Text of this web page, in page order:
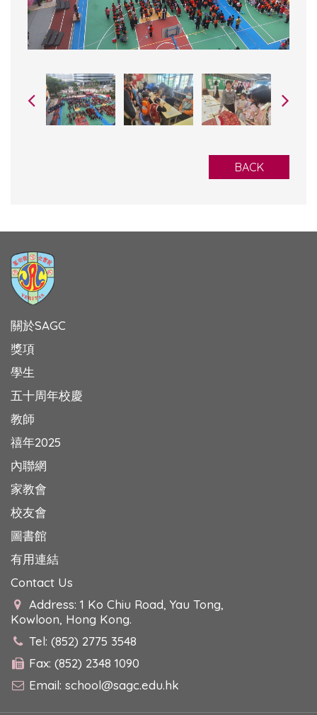
BACK
關於SAGC
獎項
學生
五十周年校慶
教師
禧年2025
內聯網
家教會
校友會
圖書館
有用連結
Contact Us
Address: 1 Ko Chiu Road, Yau Tong,
Kowloon, Hong Kong.
Tel: (852) 2775 3548
Fax: (852) 2348 1090
Email: school@sagc.edu.hk